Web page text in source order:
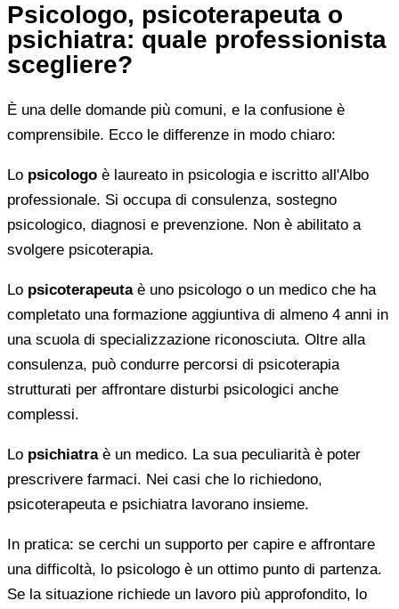
Psicologo, psicoterapeuta o
psichiatra: quale professionista
scegliere?
È una delle domande più comuni, e la confusione è
comprensibile. Ecco le differenze in modo chiaro:
Lo psicologo è laureato in psicologia e iscritto all'Albo
professionale. Si occupa di consulenza, sostegno
psicologico, diagnosi e prevenzione. Non è abilitato a
svolgere psicoterapia.
Lo psicoterapeutaè uno psicologo o un medico che ha
completato una formazione aggiuntiva di almeno 4 anni in
una scuola di specializzazione riconosciuta. Oltre alla
consulenza, può condurre percorsi di psicoterapia
strutturati per affrontare disturbi psicologici anche
complessi.
Lo psichiatraè un medico. La sua peculiarità è poter
prescrivere farmaci. Nei casi che lo richiedono,
psicoterapeuta e psichiatra lavorano insieme.
In pratica: se cerchi un supporto per capire e affrontare
una difficoltà, lo psicologo è un ottimo punto di partenza.
Se la situazione richiede un lavoro più approfondito, lo